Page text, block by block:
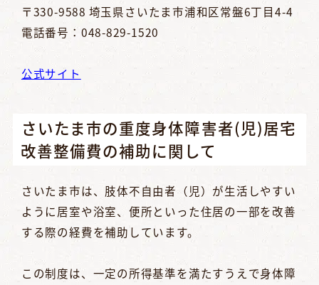
〒330-9588 埼玉県さいたま市浦和区常盤6丁目4-4
電話番号：048-829-1520
公式サイト
さいたま市の重度身体障害者(児)居宅
改善整備費の補助に関して
さいたま市は、肢体不自由者（児）が生活しやすい
ように居室や浴室、便所といった住居の一部を改善
する際の経費を補助しています。
この制度は、一定の所得基準を満たすうえで身体障